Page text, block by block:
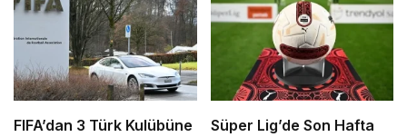
FIFA’dan 3 Türk Kulübüne
Süper Lig’de Son Hafta